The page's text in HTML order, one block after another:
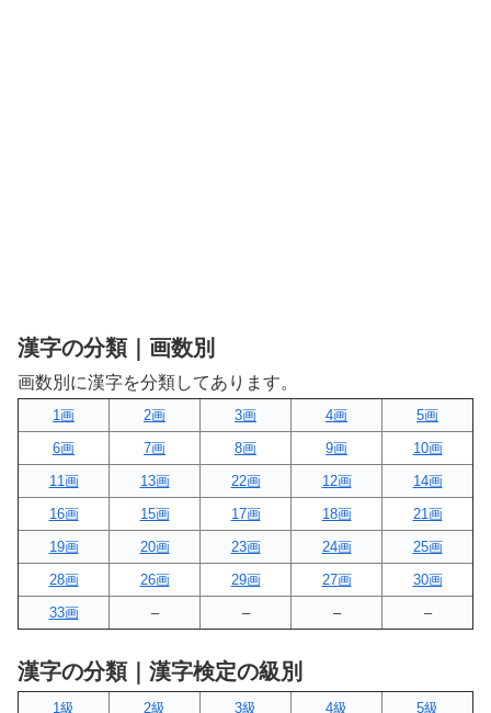
漢字の分類｜画数別
画数別に漢字を分類してあります。
1画 2画 3画 4画
5画
6画
7画 8画 9画
10画
11画
13画 22画 12画
14画
16画
15画 17画 18画
21画
19画
20画 23画 24画
25画
28画
26画 29画 27画
30画
33画
– – – –
漢字の分類｜漢字検定の級別
1級 2級 3級 4級
5級